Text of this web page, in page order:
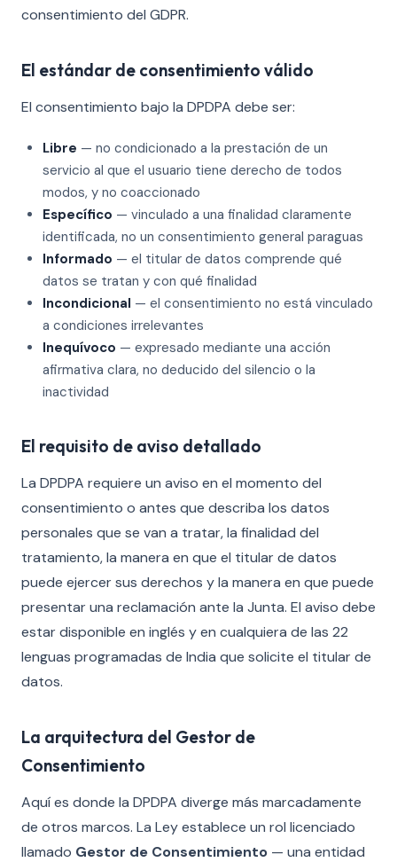
consentimiento del GDPR.
El estándar de consentimiento válido
El consentimiento bajo la DPDPA debe ser:
Libre — no condicionado a la prestación de un
servicio al que el usuario tiene derecho de todos
modos, y no coaccionado
Específico — vinculado a una finalidad claramente
identificada, no un consentimiento general paraguas
Informado — el titular de datos comprende qué
datos se tratan y con qué finalidad
Incondicional — el consentimiento no está vinculado
a condiciones irrelevantes
Inequívoco — expresado mediante una acción
afirmativa clara, no deducido del silencio o la
inactividad
El requisito de aviso detallado
La DPDPA requiere un aviso en el momento del
consentimiento o antes que describa los datos
personales que se van a tratar, la finalidad del
tratamiento, la manera en que el titular de datos
puede ejercer sus derechos y la manera en que puede
presentar una reclamación ante la Junta. El aviso debe
estar disponible en inglés y en cualquiera de las 22
lenguas programadas de India que solicite el titular de
datos.
La arquitectura del Gestor de
Consentimiento
Aquí es donde la DPDPA diverge más marcadamente
de otros marcos. La Ley establece un rol licenciado
llamado Gestor de Consentimiento — una entidad